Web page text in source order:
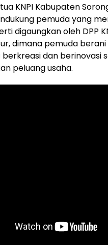
KNPI Kabupaten
pemuda yang
digaungkan oleh DPP
dimana pemuda
berkreasi dan berinovasi
peluang usaha.